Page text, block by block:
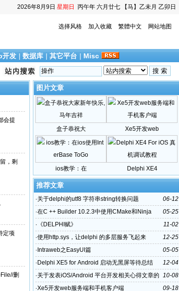
2026年8月9日 星期日 丙午年 六月廿七 【马】乙未月 乙卯日
选择风格 加入收藏 繁體中文 网站地图
开发 | 数据库 | 其它平台 | Misc
会提
，剩
定项
删
图片文章
盒子恭祝大 Xe5开发web
ios教学：在 Delphi XE4
推荐文章
06-12
·关于delphi的utf8 字符串string转换问题
05-25
·在C ++ Builder 10.2.3中使用CMake和Ninja
11-02
· 《DELPHI赋》
12-25
·使用http.sys，让delphi 的多层服务飞起来
05-05
· Intraweb之EasyUI篇
12-04
· Delphi XE5 for Android 启动无黑屏等待总结
10-08
·关于发表iOS/Android 平台开发相关心得文章的
奖励政策
09-18
·Xe5开发web服务端和手机客户端